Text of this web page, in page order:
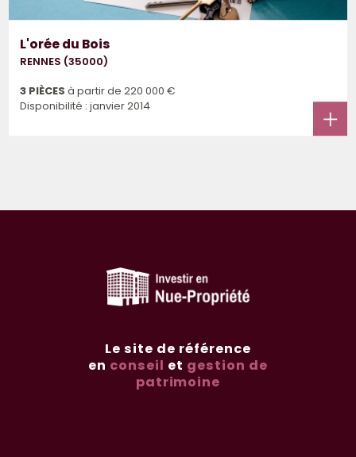
L'orée du Bois
RENNES (35000)
3 PIÈCES à partir de 220 000 €
Disponibilité : janvier 2014
Le site de référence
en conseil et gestion de
patrimoine